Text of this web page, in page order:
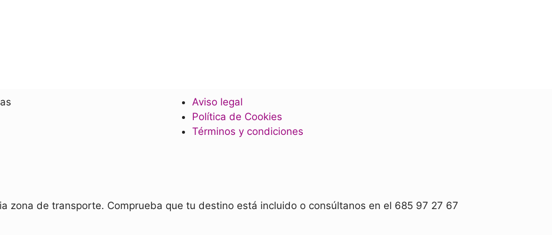
Aviso legal
Política de Cookies
Términos y condiciones
zona de transporte. Comprueba que tu destino está incluido o consúltanos en el 685 97 27 67